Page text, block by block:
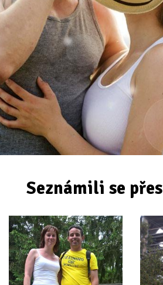
Seznámili se přes